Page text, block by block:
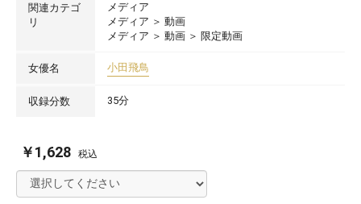
関連カテゴ
リ
メディア
メディア ＞ 動画
メディア ＞ 動画 ＞ 限定動画
女優名 小田飛鳥
収録分数 35分
￥1,628 税込